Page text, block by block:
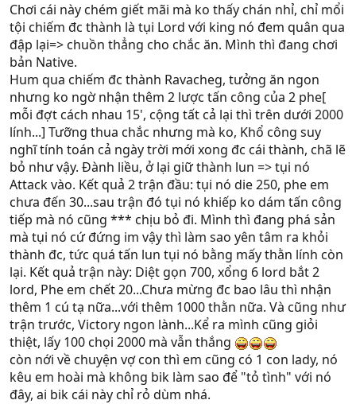
Chơi cái này chém giết mãi mà ko thấy chán nhỉ, chỉ mổi
tội chiếm đc thành là tụi Lord với king nó đem quân qua
đập lại=> chuồn thẳng cho chắc ăn. Mình thì đang chơi
bản Native.
Hum qua chiếm đc thành Ravacheg, tưởng ăn ngon
nhưng ko ngờ nhận thêm 2 lược tấn công của 2 phe[
mỗi đợt cách nhau 15', cộng tất cả lại thì trên dưới 2000
lính...] Tưỡng thua chắc nhưng mà ko, Khổ công suy
nghĩ tính toán cả ngày trời mới xong đc cái thành, chã lẽ
bỏ như vậy. Đành liều, ở lại giữ thành lun => tụi nó
Attack vào. Kết quả 2 trận đầu: tụi nó die 250, phe em
chưa đến 30...sau trận đó tụi nó khiếp ko dám tấn công
tiếp mà nó cũng *** chịu bỏ đi. Mình thì đang phá sản
mà tụi nó cứ đứng im vậy thì làm sao yên tâm ra khỏi
thành đc, tức quá tấn lun tụi nó bằng mấy thằn lính còn
lại. Kết quả trận này: Diệt gọn 700, xổng 6 lord bắt 2
lord, Phe em chết 20...Chưa mừng đc bao lâu thì nhận
thêm 1 cú tạ nữa...với thêm 1000 thằn nữa. Và cũng như
trận trước, Victory ngon lành...Kể ra mình cũng giỏi
thiệt, lấy 100 chọi 2000 mà vẫn thắng
còn nới về chuyện vợ con thì em cũng có 1 con lady, nó
kêu em hoài mà không bik làm sao để "tỏ tình" với nó
đây, ai bik cái này chỉ rỏ dùm nhá.